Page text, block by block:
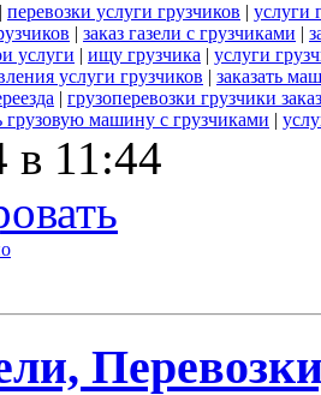
| перевозки услуги грузчиков | услуги
| заказ газели с грузчиками |
услуги | ищу грузчика | услуги
услуги грузчиков | заказать
| грузоперевозки грузчики
грузовую машину с грузчиками |
в 11:44